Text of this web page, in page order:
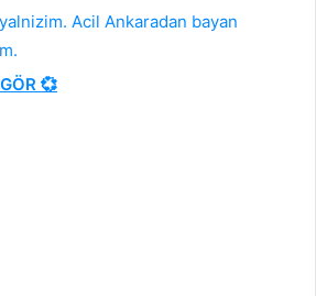
Acil Ankaradan bayan
💞